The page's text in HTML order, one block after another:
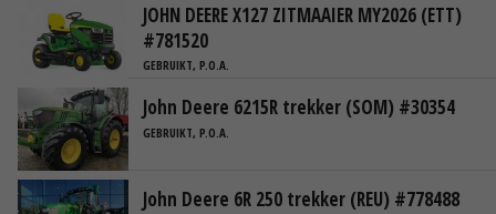
JOHN DEERE X127 ZITMAAIER MY2026 (ETT)
#781520
GEBRUIKT, P.O.A.
John Deere 6215R trekker (SOM) #30354
GEBRUIKT, P.O.A.
John Deere 6R 250 trekker (REU) #778488